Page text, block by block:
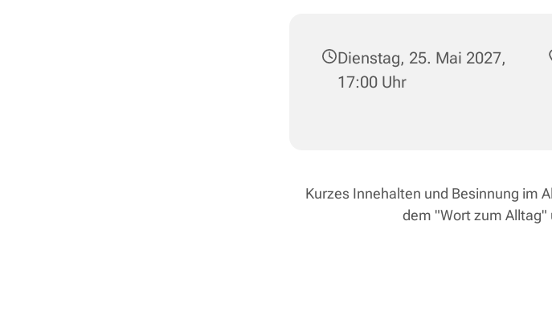
Dienstag, 25. Mai 2027,
17:00 Uhr
Kurzes Innehalten und Besinnung im
dem "Wort zum Alltag"